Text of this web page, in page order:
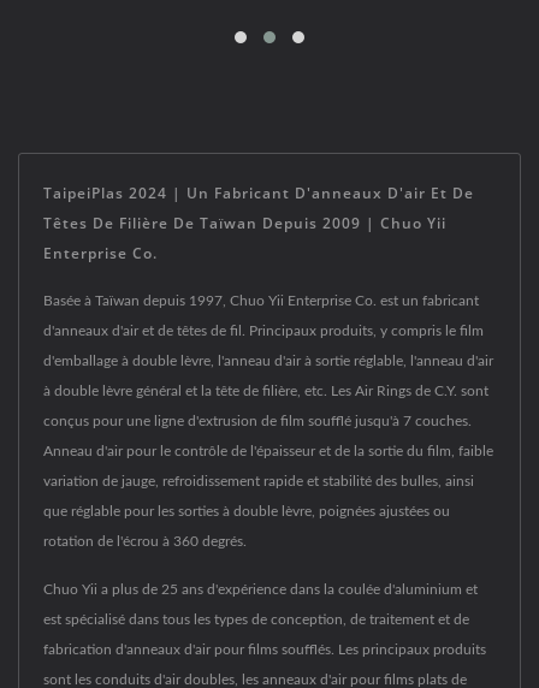
TaipeiPlas 2024 | Un Fabricant D'anneaux D'air Et De
Têtes De Filière De Taïwan Depuis 2009 | Chuo Yii
Enterprise Co.
Basée à Taïwan depuis 1997, Chuo Yii Enterprise Co. est un fabricant
d'anneaux d'air et de têtes de fil. Principaux produits, y compris le film
d'emballage à double lèvre, l'anneau d'air à sortie réglable, l'anneau d'air
à double lèvre général et la tête de filière, etc. Les Air Rings de C.Y. sont
conçus pour une ligne d'extrusion de film soufflé jusqu'à 7 couches.
Anneau d'air pour le contrôle de l'épaisseur et de la sortie du film, faible
variation de jauge, refroidissement rapide et stabilité des bulles, ainsi
que réglable pour les sorties à double lèvre, poignées ajustées ou
rotation de l'écrou à 360 degrés.
Chuo Yii a plus de 25 ans d'expérience dans la coulée d'aluminium et
est spécialisé dans tous les types de conception, de traitement et de
fabrication d'anneaux d'air pour films soufflés. Les principaux produits
sont les conduits d'air doubles, les anneaux d'air pour films plats de